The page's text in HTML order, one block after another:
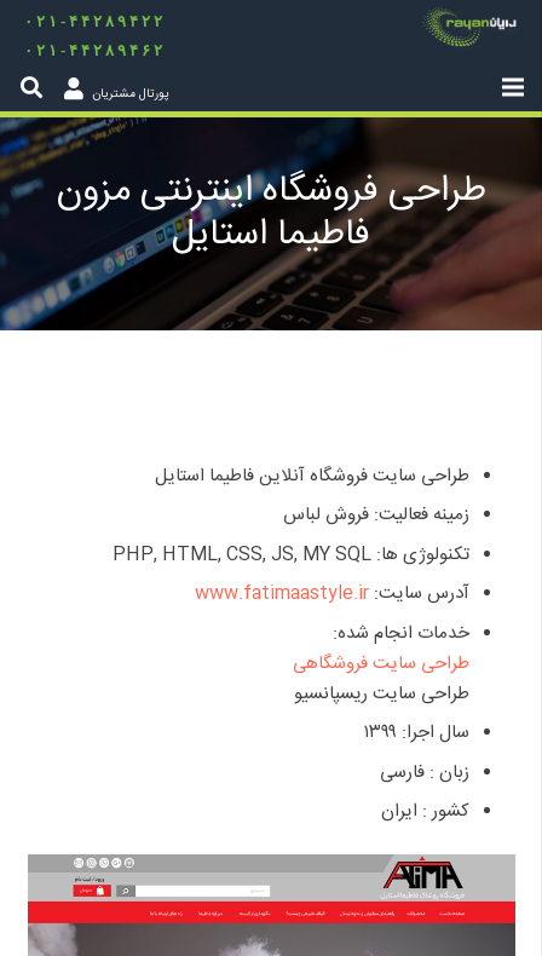
۰۲۱-۴۴۲۸۹۴۲۲
۰۲۱-۴۴۲۸۹۴۶۲
پورتال مشتریان
طراحی فروشگاه اینترنتی مزون
فاطیما استایل
طراحی سایت فروشگاه آنلاین فاطیما استایل
زمینه فعالیت: فروش لباس
تکنولوژی ها: PHP, HTML, CSS, JS, MY SQL
آدرس سایت: www.fatimaastyle.ir
خدمات انجام شده:
طراحی سایت فروشگاهی
طراحی سایت ریسپانسیو
سال اجرا: ۱۳۹۹
زبان : فارسی
کشور : ایران